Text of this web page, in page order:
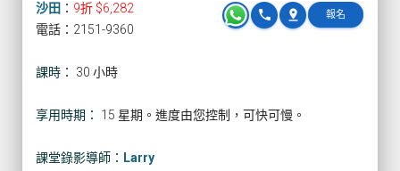
沙田 ： 9折 $6,282 報名
pin_drop
phone
電話：2151-9360
課時： 30 小時
享用時期： 15 星期。進度由您控制，可快可慢。
課堂錄影導師： Larry